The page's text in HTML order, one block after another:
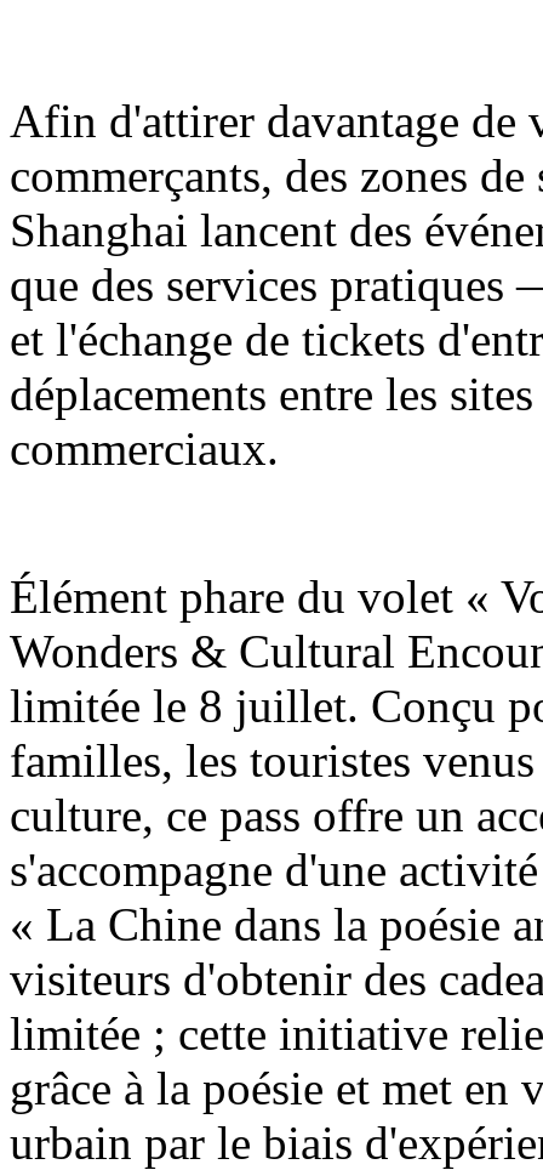
Afin d'attirer davantage de
commerçants, des zones
Shanghai lancent des
que des services pratiques
et l'échange de tickets
déplacements entre les
commerciaux.
Élément phare du volet «
Wonders & Cultural
limitée le 8 juillet. Conçu
familles, les touristes
culture, ce pass offre un
s'accompagne d'une
« La Chine dans la poésie
visiteurs d'obtenir des
limitée ; cette initiative
grâce à la poésie et met
urbain par le biais